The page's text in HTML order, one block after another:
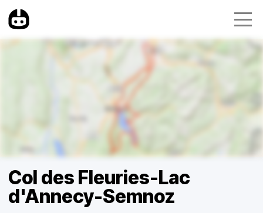
Col des Fleuries-Lac
d'Annecy-Semnoz